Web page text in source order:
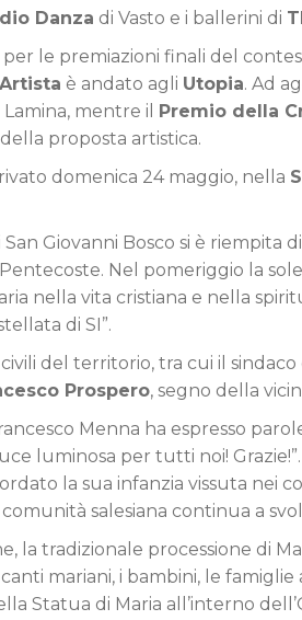
Danza di Vasto e i ballerini di
le premiazioni finali del
è andato agli Utopia. Ad
mentre il Premio della
proposta artistica.
domenica 24 maggio, nella
Giovanni Bosco si è
Pentecoste. Nel pomeriggio la
nella vita cristiana e nella
di SI”.
del territorio, tra cui il sindaco
Prospero, segno della
Menna ha espresso
luminosa per tutti noi!
la sua infanzia vissuta nei
salesiana continua a
la tradizionale processione di
mariani, i bambini, le
Statua di Maria all’interno